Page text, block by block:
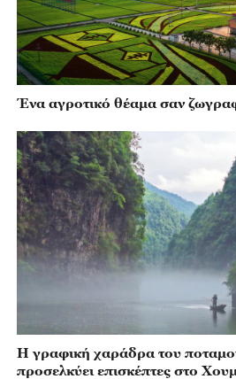
Ένα αγροτικό θέαμα σαν
Η γραφική χαράδρα του
προσελκύει επισκέπτες στο